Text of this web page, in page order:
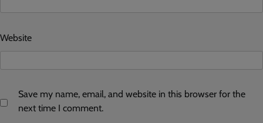
Website
Save my name, email, and website in this browser for the
next time I comment.